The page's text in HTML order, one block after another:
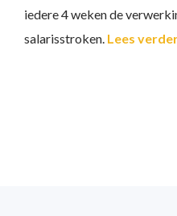
iedere 4 weken de
salarisstroken. Lees